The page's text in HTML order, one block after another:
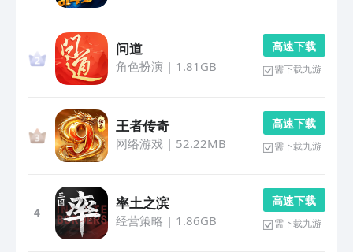
问道
角色扮演 | 1.81GB
高 速 下 载
需下载九游
王者传奇
网络游戏| 52.22MB
高 速 下 载
需下载九游
4
率土之滨
经营策略 | 1.86GB
高 速 下 载
需下载九游